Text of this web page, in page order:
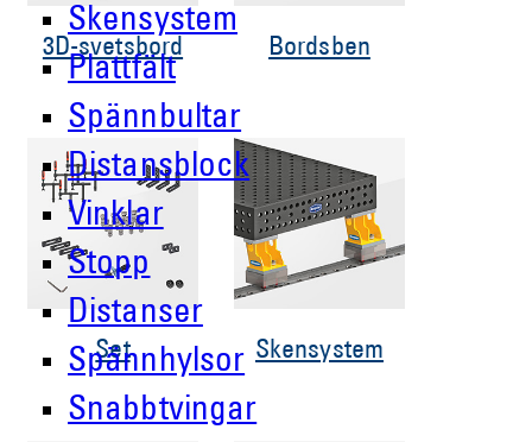
Skensystem
Plattfält
Spännbultar
Distansblock
Vinklar
Stopp
Distanser
Spännhylsor
Snabbtvingar
3D-svetsbord Bordsben
Set Skensystem